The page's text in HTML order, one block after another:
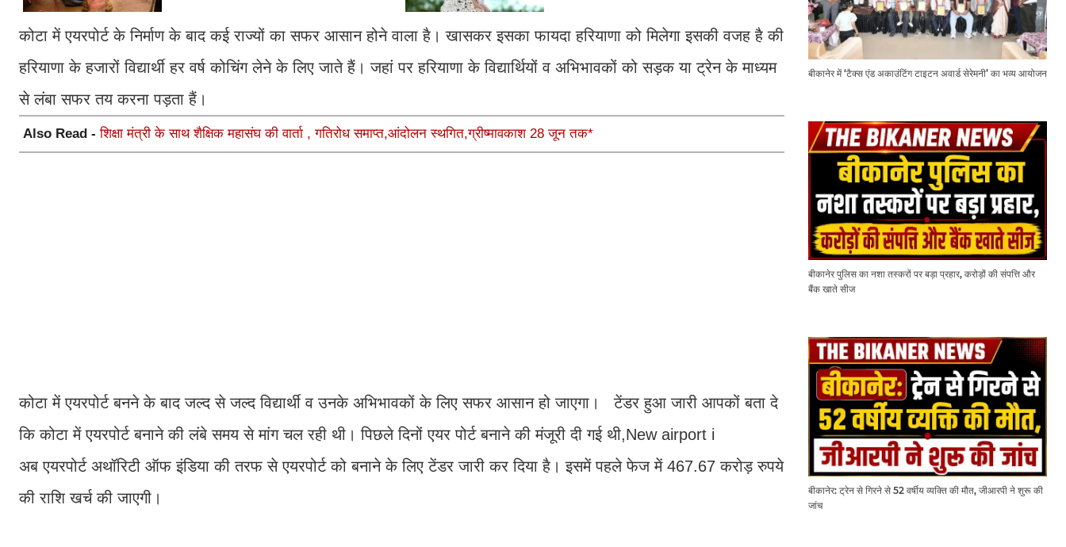
कोटा में एयरपोर्ट के निर्माण के बाद कई राज्यों का सफर आसान होने वाला है। खासकर इसका फायदा हरियाणा को मिलेगा इसकी वजह है की
हरियाणा के हजारों विद्यार्थी हर वर्ष कोचिंग लेने के लिए जाते हैं। जहां पर हरियाणा के विद्यार्थियों व अभिभावकों को सड़क या ट्रेन के माध्यम
से लंबा सफर तय करना पड़ता हैं।
Also Read -शिक्षा मंत्री के साथ शैक्षिक महासंघ की वार्ता , गतिरोध समाप्त,आंदोलन स्थगित,ग्रीष्मावकाश 28 जून तक*
कोटा में एयरपोर्ट बनने के बाद जल्द से जल्द विद्यार्थी व उनके अभिभावकों के लिए सफर आसान हो जाएगा। टेंडर हुआ जारी आपकों बता दे
कि कोटा में एयरपोर्ट बनाने की लंबे समय से मांग चल रही थी। पिछले दिनों एयर पोर्ट बनाने की मंजूरी दी गई थी,New airport i
अब एयरपोर्ट अथॉरिटी ऑफ इंडिया की तरफ से एयरपोर्ट को बनाने के लिए टेंडर जारी कर दिया है। इसमें पहले फेज में 467.67 करोड़ रुपये
की राशि खर्च की जाएगी।
बीकानेर में ‘टैक्स एंड अकाउंटिंग टाइटन अवार्ड सेरेमनी’ का भव्य आयोजन
बीकानेर पुलिस का नशा तस्करों पर बड़ा प्रहार, करोड़ों की संपत्ति और
बैंक खाते सीज
बीकानेर: ट्रेन से गिरने से 52 वर्षीय व्यक्ति की मौत, जीआरपी ने शुरू की
जांच